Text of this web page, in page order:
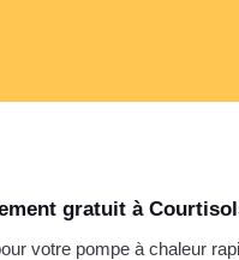
gratuit à
votre pompe à chaleur